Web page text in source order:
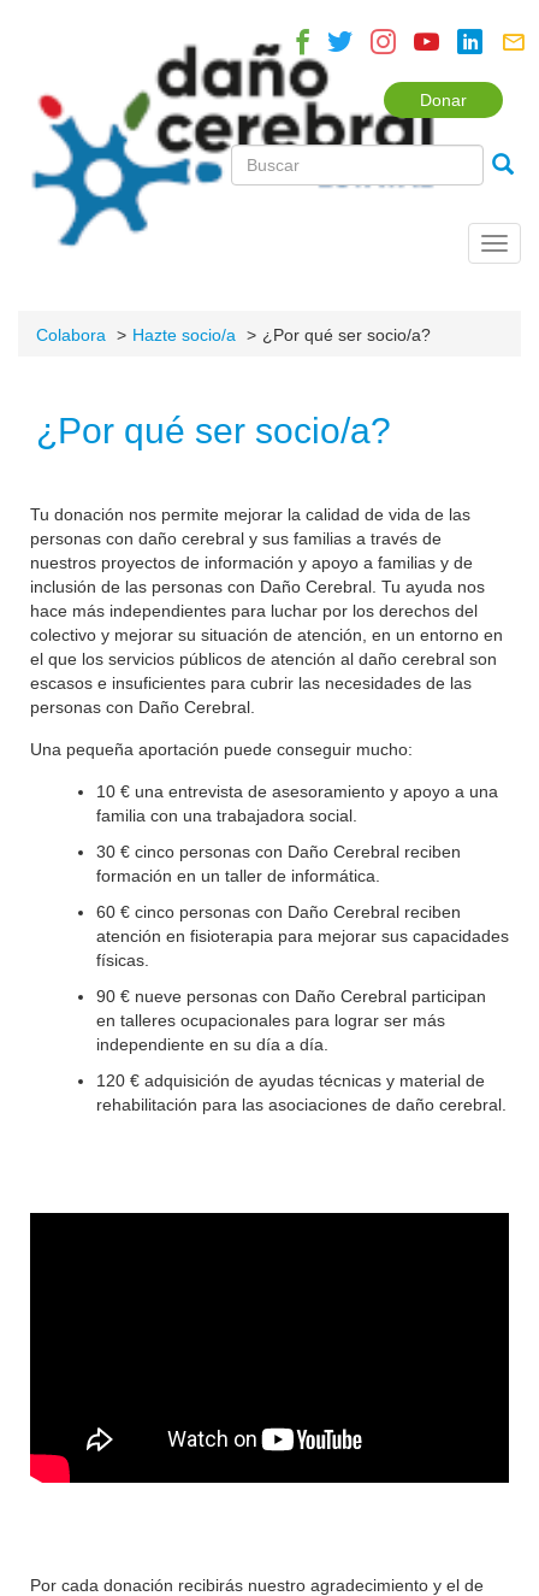
Donar
Colabora Hazte socio/a ¿Por qué ser socio/a?
¿Por qué ser socio/a?
Tu donación nos permite mejorar la calidad de vida de las
personas con daño cerebral y sus familias a través de
nuestros proyectos de información y apoyo a familias y de
inclusión de las personas con Daño Cerebral. Tu ayuda nos
hace más independientes para luchar por los derechos del
colectivo y mejorar su situación de atención, en un entorno en
el que los servicios públicos de atención al daño cerebral son
escasos e insuficientes para cubrir las necesidades de las
personas con Daño Cerebral.
Una pequeña aportación puede conseguir mucho:
10 € una entrevista de asesoramiento y apoyo a una
familia con una trabajadora social.
30 € cinco personas con Daño Cerebral reciben
formación en un taller de informática.
60 € cinco personas con Daño Cerebral reciben
atención en fisioterapia para mejorar sus capacidades
físicas.
90 € nueve personas con Daño Cerebral participan
en talleres ocupacionales para lograr ser más
independiente en su día a día.
120 € adquisición de ayudas técnicas y material de
rehabilitación para las asociaciones de daño cerebral.
Por cada donación recibirás nuestro agradecimiento y el de